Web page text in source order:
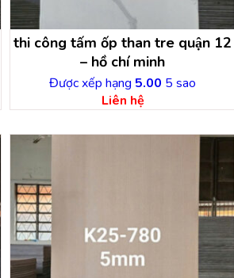
thi công tấm ốp than tre quận 12
– hồ chí minh
Được xếp hạng 5.00 5 sao
Liên hệ